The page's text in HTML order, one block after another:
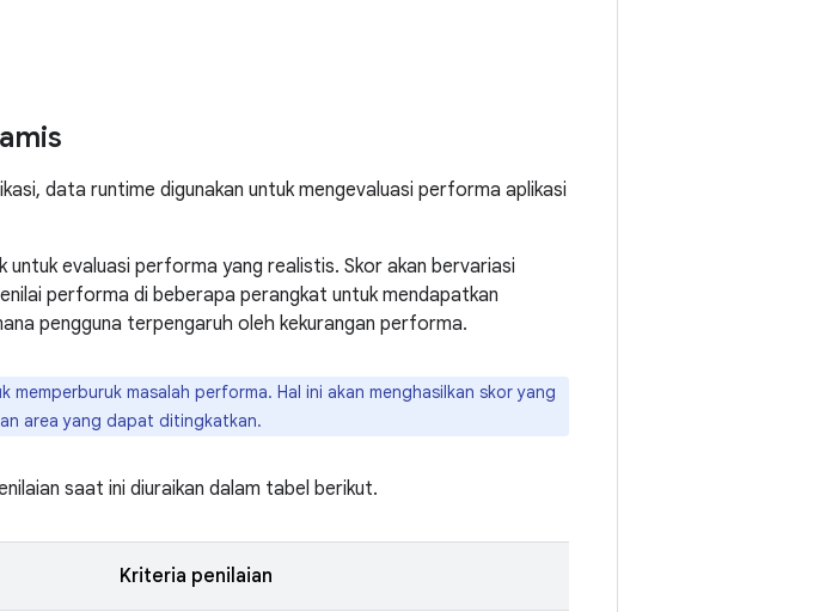
data runtime digunakan untuk mengevaluasi performa aplikasi
untuk evaluasi performa yang realistis. Skor akan bervariasi
performa di beberapa perangkat untuk mendapatkan
pengguna terpengaruh oleh kekurangan performa.
memperburuk masalah performa. Hal ini akan menghasilkan skor yang
area yang dapat ditingkatkan.
saat ini diuraikan dalam tabel berikut.
Kriteria penilaian